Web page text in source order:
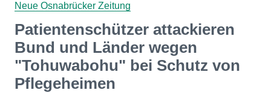
Neue Osnabrücker Zeitung
Patientenschützer attackieren
Bund und Länder wegen
"Tohuwabohu" bei Schutz von
Pflegeheimen